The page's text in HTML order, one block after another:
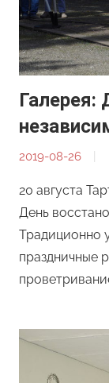
Галерея:
2019-08-26
20 августа
День
Традиционно
праздничные